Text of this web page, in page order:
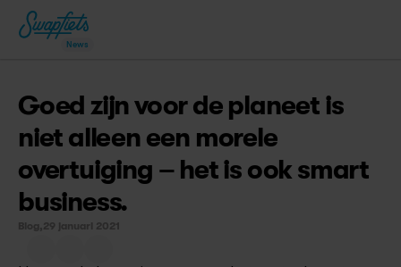
News
Goed zijn voor de planeet is
niet alleen een morele
overtuiging – het is ook smart
business.
Blog, 29 januari 2021